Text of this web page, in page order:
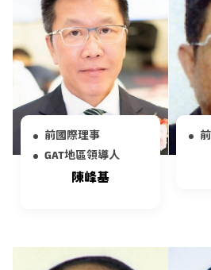
前國際理事
GAT地區領導人
陳峰基